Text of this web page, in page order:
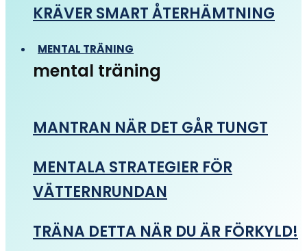
KRÄVER SMART ÅTERHÄMTNING
MENTAL TRÄNING
mental träning
MANTRAN NÄR DET GÅR TUNGT
MENTALA STRATEGIER FÖR
VÄTTERNRUNDAN
TRÄNA DETTA NÄR DU ÄR FÖRKYLD!